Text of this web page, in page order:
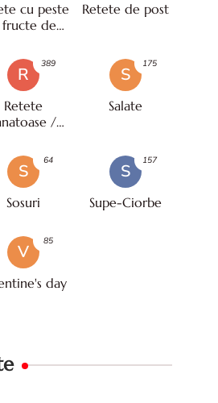
cu peste
fructe de
Retete de post
R
Retete
/
389
S
Salate
175
S
Sosuri
64
S
Supe-Ciorbe
157
V
day
85